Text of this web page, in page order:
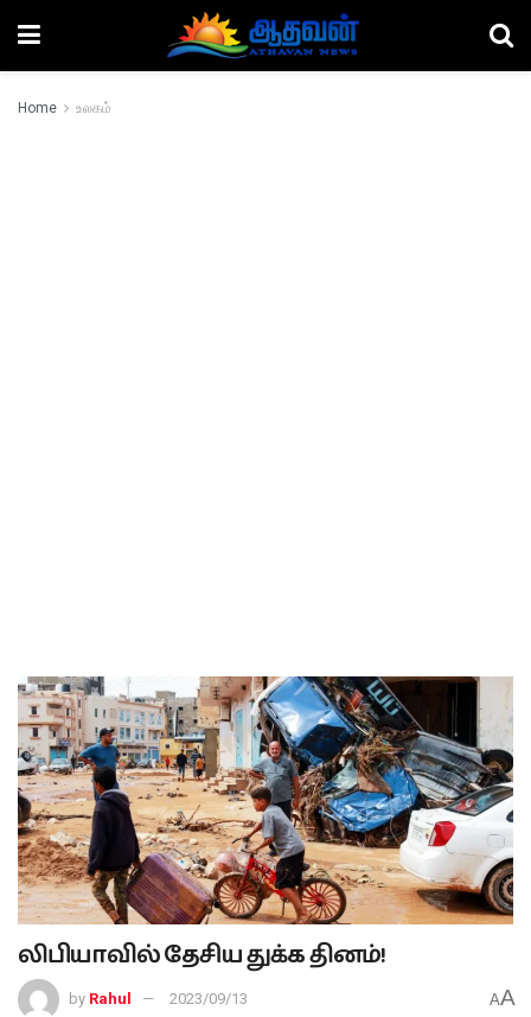
Home உலகம்
லிபியாவில் தேசிய துக்க தினம்!
by Rahul 2023/09/13 AA